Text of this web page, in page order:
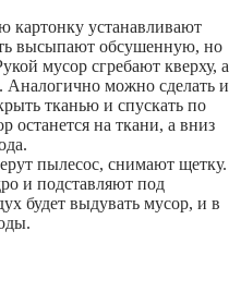
картонку устанавливают
высыпают обсушенную, но
мусор сгребают кверху, а
Аналогично можно сделать и
тканью и спускать по
останется на ткани, а вниз
пылесос, снимают щетку.
и подставляют под
будет выдувать мусор, и в